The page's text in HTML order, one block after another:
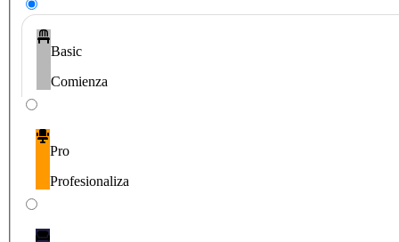
Basic
Comienza
Pro
Profesionaliza